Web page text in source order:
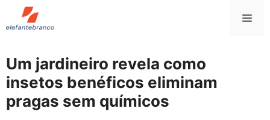
Saltar
para
Um jardineiro revela como
insetos benéficos eliminam
pragas sem químicos